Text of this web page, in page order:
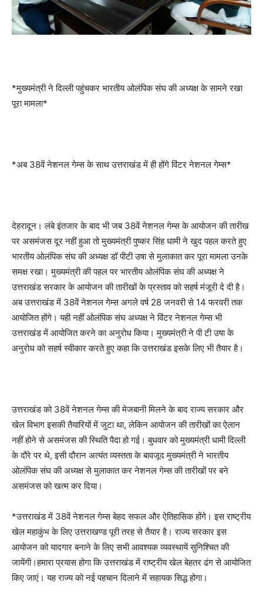
*मुख्यमंत्री ने दिल्ली पहुंचकर भारतीय ओलंपिक संघ की अध्यक्ष के सामने रखा
पूरा मामला*
*अब 38वें नेशनल गेम्स के साथ उत्तराखंड में ही होंगे विंटर नेशनल गेम्स*
देहरादून। लंबे इंतजार के बाद भी जब 38वें नेशनल गेम्स के आयोजन की तारीख
पर असमंजस दूर नहीं हुआ तो मुख्यमंत्री पुष्कर सिंह धामी ने खुद पहल करते हुए
भारतीय ओलंपिक संघ की अध्यक्ष डॉ पीटी उषा से मुलाकात कर पूरा मामला उनके
समक्ष रखा। मुख्यमंत्री की पहल पर भारतीय ओलंपिक संघ की अध्यक्ष ने
उत्तराखंड सरकार के आयोजन की तारीखों के प्रस्ताव को सहर्ष मंजूरी दे दी है।
अब उत्तराखंड में 38वें नेशनल गेम्स अगले वर्ष 28 जनवरी से 14 फरवरी तक
आयोजित होंगे। यही नहीं ओलंपिक संघ अध्यक्ष ने विंटर नेशनल गेम्स भी
उत्तराखंड में आयोजित करने का अनुरोध किया। मुख्यमंत्री ने पी टी उषा के
अनुरोध को सहर्ष स्वीकार करते हुए कहा कि उत्तराखंड इसके लिए भी तैयार है।
उत्तराखंड को 38वें नेशनल गेम्स की मेजबानी मिलने के बाद राज्य सरकार और
खेल विभाग इसकी तैयारियों में जुटा था, लेकिन आयोजन की तारीखों का ऐलान
नहीं होने से असमंजस की स्थिति पैदा हो गई। बुधवार को मुख्यमंत्री धामी दिल्ली
के दौरे पर थे, इसी दौरान अत्यंत व्यस्तता के बावजूद मुख्यमंत्री ने भारतीय
ओलंपिक संघ की अध्यक्ष से मुलाकात कर नेशनल गेम्स की तारीखों पर बने
असमंजस को खत्म कर दिया।
*उत्तराखंड में 38वें नेशनल गेम्स बेहद सफल और ऐतिहासिक होंगे। इस राष्ट्रीय
खेल महाकुंभ के लिए उत्तराखण्ड पूरी तरह से तैयार है। राज्य सरकार इस
आयोजन को यादगार बनाने के लिए सभी आवश्यक व्यवस्थायें सुनिश्चित की
जायेंगी।हमारा प्रयास होगा कि उत्तराखंड में राष्ट्रीय खेल बेहतर ढंग से आयोजित
किए जाएं। यह राज्य को नई पहचान दिलाने में सहायक सिद्ध होगा।